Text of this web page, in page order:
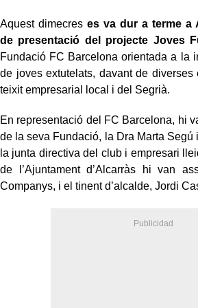
Aquest dimecres es va dur a terme a
de presentació del projecte Joves
Fundació FC Barcelona orientada a la
de joves extutelats, davant de diverses
teixit empresarial local i del Segrià.
En representació del FC Barcelona, hi
de la seva Fundació, la Dra Marta
la junta directiva del club i empresari
de l’Ajuntament d’Alcarràs hi van
Companys, i el tinent d’alcalde, Jordi